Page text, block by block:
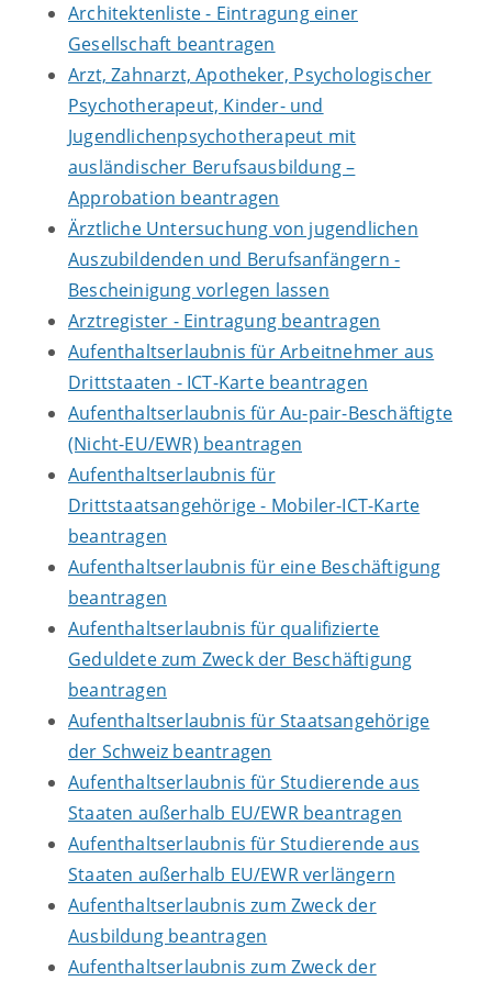
Architektenliste - Eintragung einer
Gesellschaft beantragen
Arzt, Zahnarzt, Apotheker, Psychologischer
Psychotherapeut, Kinder- und
Jugendlichenpsychotherapeut mit
ausländischer Berufsausbildung –
Approbation beantragen
Ärztliche Untersuchung von jugendlichen
Auszubildenden und Berufsanfängern -
Bescheinigung vorlegen lassen
Arztregister - Eintragung beantragen
Aufenthaltserlaubnis für Arbeitnehmer aus
Drittstaaten - ICT-Karte beantragen
Aufenthaltserlaubnis für Au-pair-Beschäftigte
(Nicht-EU/EWR) beantragen
Aufenthaltserlaubnis für
Drittstaatsangehörige - Mobiler-ICT-Karte
beantragen
Aufenthaltserlaubnis für eine Beschäftigung
beantragen
Aufenthaltserlaubnis für qualifizierte
Geduldete zum Zweck der Beschäftigung
beantragen
Aufenthaltserlaubnis für Staatsangehörige
der Schweiz beantragen
Aufenthaltserlaubnis für Studierende aus
Staaten außerhalb EU/EWR beantragen
Aufenthaltserlaubnis für Studierende aus
Staaten außerhalb EU/EWR verlängern
Aufenthaltserlaubnis zum Zweck der
Ausbildung beantragen
Aufenthaltserlaubnis zum Zweck der